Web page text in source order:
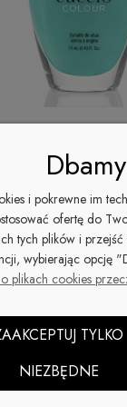
do paznokci
zł -14%
29,00 zł
cena:25,00 zł
i pokrewne im
ofertę do
tych plików i
wybierając opcję
plikach cookies
TYLKO
NIEZBĘDNE